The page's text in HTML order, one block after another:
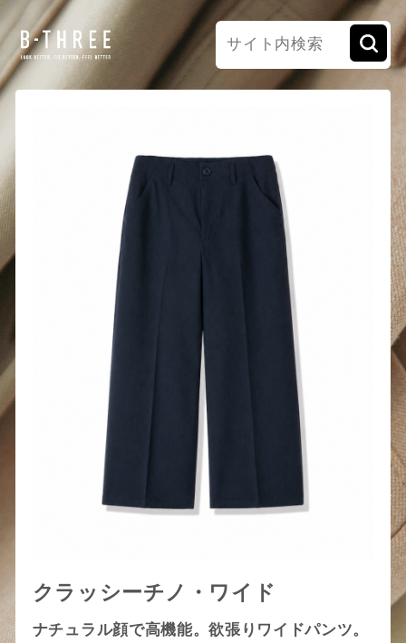
クラッシーチノ・ワイド
ナチュラル顔で高機能。欲張りワイドパンツ。